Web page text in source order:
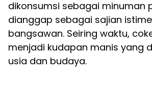
dikonsumsi sebagai minuman
dianggap sebagai sajian
bangsawan. Seiring waktu,
menjadi kudapan manis yang
usia dan budaya.